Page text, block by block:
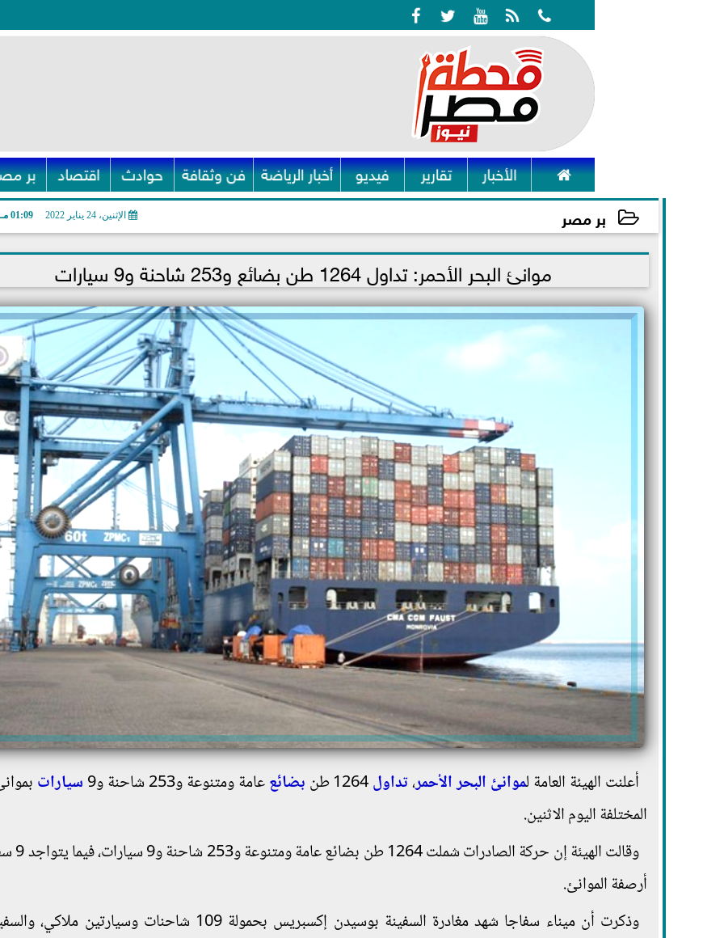
    
 الأخبار تقارير فيديو أخبار الرياضة فن وثقافة حوادث اقتصاد بر
بر مصر الإثنين، 24 يناير 2022 01:09 مـ
2022-01-24 13:09:56 موانئ البحر الأحمر: تداول 1264 طن بضائع و253 شاحنة و9 سيارات
أعلنت الهيئة العامة لموانئ البحر الأحمر،تداول بضائععامة ومتنوعة و253 شاحنة و9 سيارات
المختلفة اليوم الاثنين.
وقالت الهيئة
أرصفة الموانئ.
وذكرت أن ميناء سفاجا شهد مغادرة السفينة بوسيدن إكسبريس بحمولة 109 شاحنات